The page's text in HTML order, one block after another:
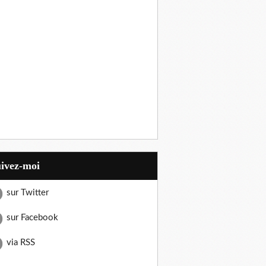
moi
sur Twitter
sur Facebook
via RSS